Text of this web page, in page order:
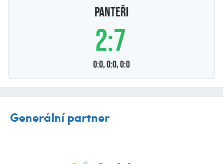
PANTEŘI
2:7
0:0, 0:0, 0:0
Generální partner